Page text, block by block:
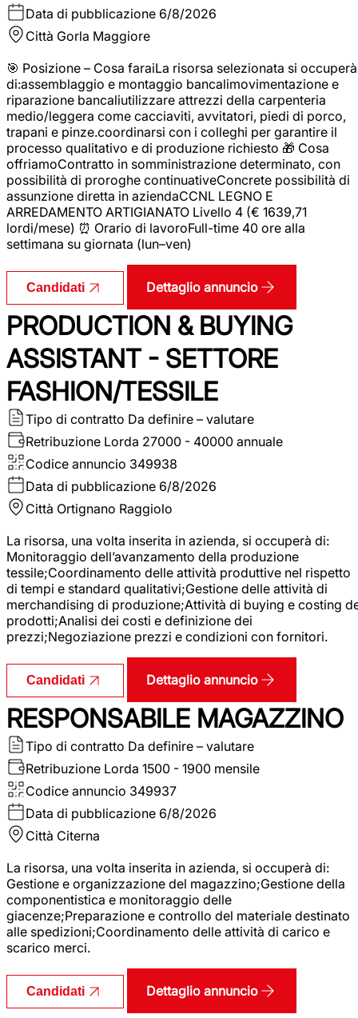
Data di pubblicazione 6/8/2026
Città Gorla Maggiore
🎯 Posizione – Cosa faraiLa risorsa selezionata si occuperà
di:assemblaggio e montaggio bancalimovimentazione e
riparazione bancaliutilizzare attrezzi della carpenteria
medio/leggera come cacciaviti, avvitatori, piedi di porco,
trapani e pinze.coordinarsi con i colleghi per garantire il
processo qualitativo e di produzione richiesto 🎁 Cosa
offriamoContratto in somministrazione determinato, con
possibilità di proroghe continuativeConcrete possibilità di
assunzione diretta in aziendaCCNL LEGNO E
ARREDAMENTO ARTIGIANATO Livello 4 (€ 1639,71
lordi/mese) ⏰ Orario di lavoroFull-time 40 ore alla
settimana su giornata (lun–ven)
Candidati Dettaglio annuncio
PRODUCTION & BUYING
ASSISTANT - SETTORE
FASHION/TESSILE
Tipo di contratto Da definire – valutare
Retribuzione Lorda 27000 - 40000 annuale
Codice annuncio 349938
Data di pubblicazione 6/8/2026
Città Ortignano Raggiolo
La risorsa, una volta inserita in azienda, si occuperà di:
Monitoraggio dell’avanzamento della produzione
tessile;Coordinamento delle attività produttive nel rispetto
di tempi e standard qualitativi;Gestione delle attività di
merchandising di produzione;Attività di buying e costing
prodotti;Analisi dei costi e definizione dei
prezzi;Negoziazione prezzi e condizioni con fornitori.
Candidati Dettaglio annuncio
RESPONSABILE MAGAZZINO
Tipo di contratto Da definire – valutare
Retribuzione Lorda 1500 - 1900 mensile
Codice annuncio 349937
Data di pubblicazione 6/8/2026
Città Citerna
La risorsa, una volta inserita in azienda, si occuperà di:
Gestione e organizzazione del magazzino;Gestione della
componentistica e monitoraggio delle
giacenze;Preparazione e controllo del materiale destinato
alle spedizioni;Coordinamento delle attività di carico e
scarico merci.
Candidati Dettaglio annuncio